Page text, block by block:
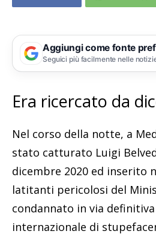
Aggiungi come fonte
Seguici più facilmente nelle
Era ricercato da
Nel corso della notte, a
stato catturato Luigi
dicembre 2020 ed inserito
latitanti pericolosi del
condannato in via
internazionale di